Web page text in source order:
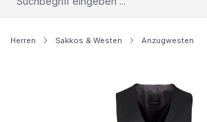
Herren Sakkos & Westen Anzugwesten
Bildergalerie überspringen